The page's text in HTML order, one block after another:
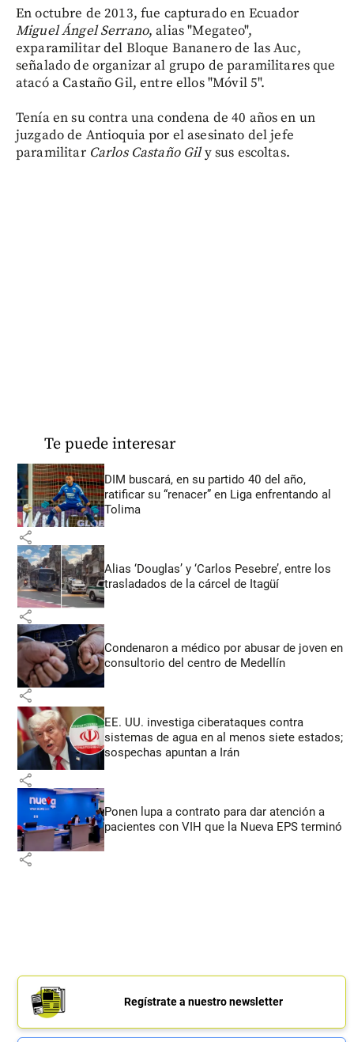
En octubre de 2013, fue capturado en Ecuador
Miguel Ángel Serrano, alias "Megateo",
exparamilitar del Bloque Bananero de las Auc,
señalado de organizar al grupo de paramilitares que
atacó a Castaño Gil, entre ellos "Móvil 5".
Tenía en su contra una condena de 40 años en un
juzgado de Antioquia por el asesinato del jefe
paramilitar Carlos Castaño Gily sus escoltas.
Te puede interesar
DIM buscará, en su partido 40 del año,
ratificar su “renacer” en Liga enfrentando al
Tolima
share
Alias ‘Douglas’ y ‘Carlos Pesebre’, entre los
trasladados de la cárcel de Itagüí
share
Condenaron a médico por abusar de joven en
consultorio del centro de Medellín
share
EE. UU. investiga ciberataques contra
sistemas de agua en al menos siete estados;
sospechas apuntan a Irán
share
Ponen lupa a contrato para dar atención a
pacientes con VIH que la Nueva EPS terminó
share
Regístrate a nuestro newsletter